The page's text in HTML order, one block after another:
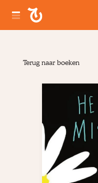
Terug naar boeken